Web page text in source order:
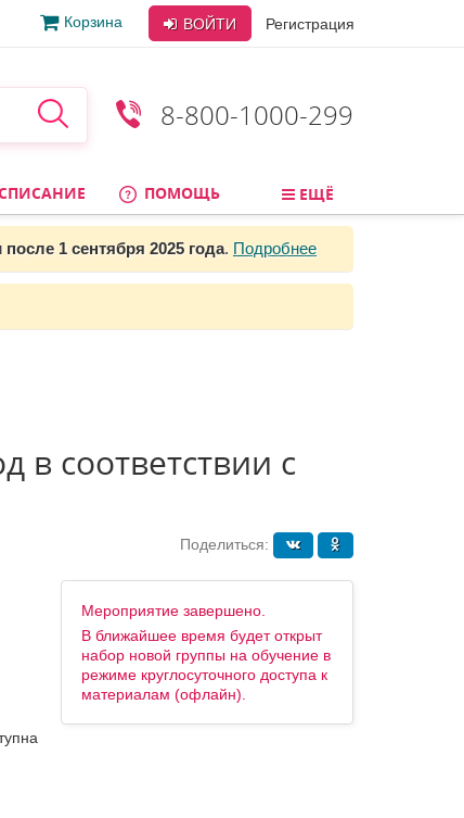
Корзина ВОЙТИ Регистрация
8-800-1000-299
ПОМОЩЬ ЕЩЁ
после 1 сентября 2025 года. Подробнее
соответствии с
Поделиться:
Мероприятие завершено.
В ближайшее время будет открыт
набор новой группы на обучение в
режиме круглосуточного доступа к
материалам (офлайн).